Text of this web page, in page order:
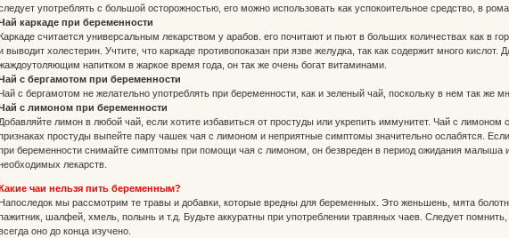
употреблять с большой осторожностью, его можно использовать как успокоительное средство, в
каркаде при беременности
Каркаде считается универсальным лекарством у арабов. его почитают и пьют в больших количествах как в
выводит холестерин. Учтите, что каркаде противопоказан при язве желудка, так как содержит много
напитком в жаркое время года, он так же очень богат витаминами.
с бергамотом при беременности
с бергамотом не желательно употреблять при беременности, как и зеленый чай, поскольку в нем так же
с лимоном при беременности
Добавляйте лимон в любой чай, если хотите избавиться от простуды или укрепить иммунитет. Чай с
простуды выпейте пару чашек чая с лимоном и неприятные симптомы значительно ослабятся.
беременности снимайте симптомы при помощи чая с лимоном, он безвреден в период ожидания малыша
лекарств.
чаи нельзя пить беременным?
Напоследок мы рассмотрим те травы и добавки, которые вредны для беременных. Это женьшень, мята
шалфей, хмель, полынь и т.д. Будьте аккуратны при употреблении травяных чаев. Следует
оно до конца изучено.